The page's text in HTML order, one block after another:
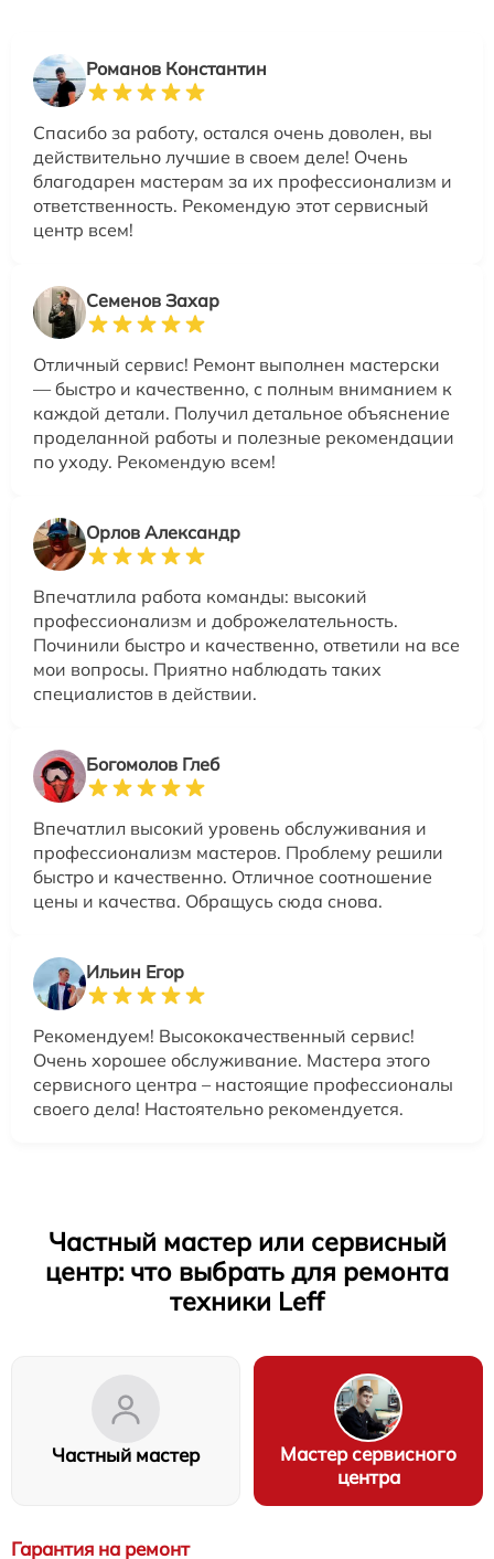
Романов Константин
Спасибо за работу, остался очень доволен, вы
действительно лучшие в своем деле! Очень
благодарен мастерам за их профессионализм и
ответственность. Рекомендую этот сервисный
центр всем!
Семенов Захар
Отличный сервис! Ремонт выполнен мастерски
— быстро и качественно, с полным вниманием к
каждой детали. Получил детальное объяснение
проделанной работы и полезные рекомендации
по уходу. Рекомендую всем!
Орлов Александр
Впечатлила работа команды: высокий
профессионализм и доброжелательность.
Починили быстро и качественно, ответили на все
мои вопросы. Приятно наблюдать таких
специалистов в действии.
Богомолов Глеб
Впечатлил высокий уровень обслуживания и
профессионализм мастеров. Проблему решили
быстро и качественно. Отличное соотношение
цены и качества. Обращусь сюда снова.
Ильин Егор
Рекомендуем! Высококачественный сервис!
Очень хорошее обслуживание. Мастера этого
сервисного центра – настоящие профессионалы
своего дела! Настоятельно рекомендуется.
Частный мастер или сервисный
центр: что выбрать для ремонта
техники Leff
Частный мастер
Мастер сервисного
центра
Гарантия на ремонт